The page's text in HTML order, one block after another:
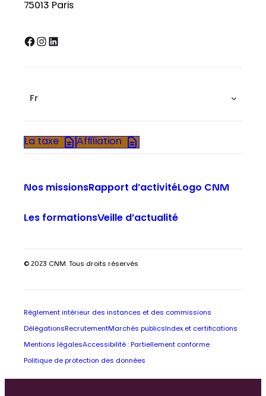
75013 Paris
Facebook InstagramLinkedIn
Fr
La taxe Affiliation
Nos missionsRapport d’activitéLogo CNM
Les formationsVeille d’actualité
© 2023 CNM. Tous droits réservés
Règlement intérieur des instances et des commissions
Délégations RecrutementMarchés publics Index et certifications
Mentions légalesAccessibilité : Partiellement conforme
Politique de protection des données